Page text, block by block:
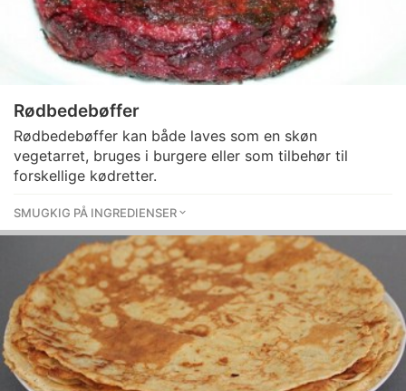
Rødbedebøffer
Rødbedebøffer kan både laves som en skøn
vegetarret, bruges i burgere eller som tilbehør til
forskellige kødretter.
SMUGKIG PÅ INGREDIENSER